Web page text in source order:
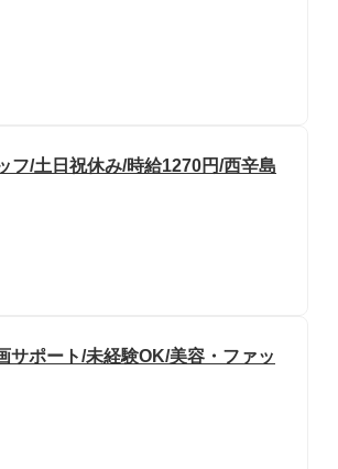
フ/土日祝休み/時給1270円/西辛島
ポート/未経験OK/美容・ファッ